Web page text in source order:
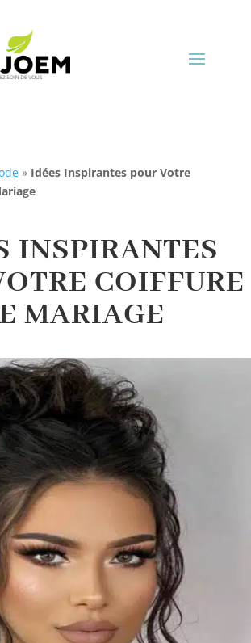
» Idées Inspirantes pour Votre
INSPIRANTES
COIFFURE
MARIAGE